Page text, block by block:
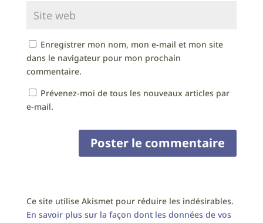
Enregistrer mon nom, mon e-mail et mon site
dans le navigateur pour mon prochain
commentaire.
Prévenez-moi de tous les nouveaux articles par
e-mail.
Ce site utilise Akismet pour réduire les indésirables.
En savoir plus sur la façon dont les données de vos